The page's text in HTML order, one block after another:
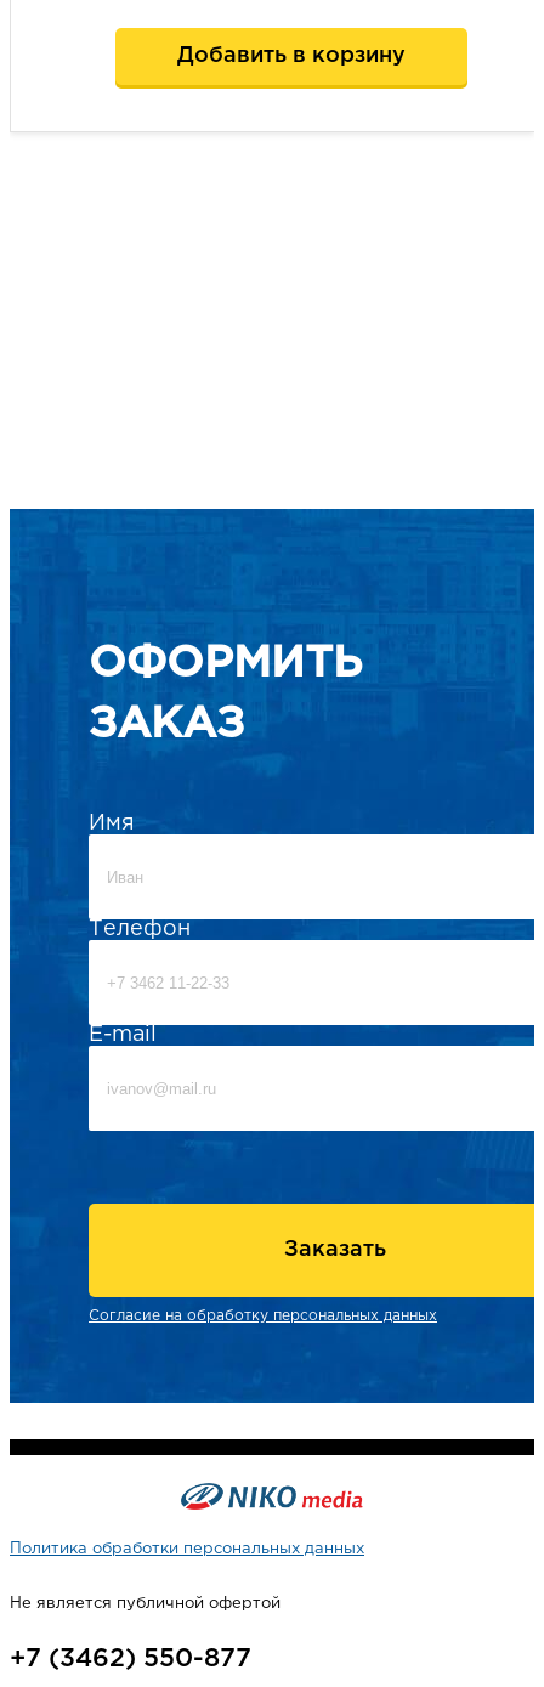
Добавить в корзину
ОФОРМИТЬ
ЗАКАЗ
Имя
Телефон
E-mail
Заказать
Согласие на обработку персональных данных
Политика обработки персональных данных
Не является публичной офертой
+7 (3462) 550-877